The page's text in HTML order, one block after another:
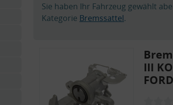
Sie haben Ihr Fahrzeug gewählt
Kategorie Bremssattel.
III
FORD